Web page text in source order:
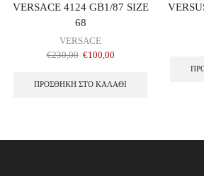
VERSACE 4124 GB1/87 SIZE
68
VERSACE
€230,00 €100,00
ΠΡΟΣΘΉΚΗ ΣΤΟ ΚΑΛΆΘΙ